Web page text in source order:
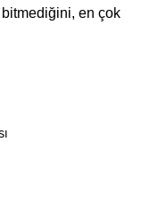
bitmediğini, en çok